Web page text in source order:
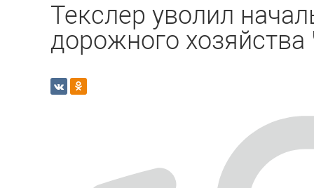
Текслер уволил
дорожного